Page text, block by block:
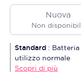
Nuova
Non
Standard :
utilizzo normale
Scopri di più